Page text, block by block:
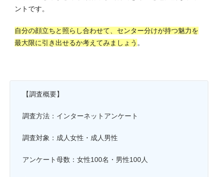
ントです。
自分の顔立ちと照らし合わせて、センター分けが持つ魅力を
最大限に引き出せるか考えてみましょう 。
【調査概要】
調査方法：インターネットアンケート
調査対象：成人女性・成人男性
アンケート母数：女性100名・男性100人